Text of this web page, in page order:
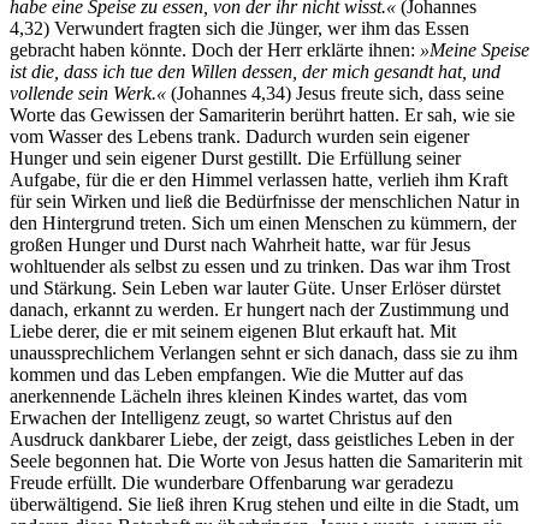
habe eine Speise zu essen, von der ihr nicht wisst.« (Johannes
4,32) Verwundert fragten sich die Jünger, wer ihm das Essen
gebracht haben könnte. Doch der Herr erklärte ihnen: »Meine Speise
ist die, dass ich tue den Willen dessen, der mich gesandt hat, und
vollende sein Werk.« (Johannes 4,34) Jesus freute sich, dass seine
Worte das Gewissen der Samariterin berührt hatten. Er sah, wie sie
vom Wasser des Lebens trank. Dadurch wurden sein eigener
Hunger und sein eigener Durst gestillt. Die Erfüllung seiner
Aufgabe, für die er den Himmel verlassen hatte, verlieh ihm Kraft
für sein Wirken und ließ die Bedürfnisse der menschlichen Natur in
den Hintergrund treten. Sich um einen Menschen zu kümmern, der
großen Hunger und Durst nach Wahrheit hatte, war für Jesus
wohltuender als selbst zu essen und zu trinken. Das war ihm Trost
und Stärkung. Sein Leben war lauter Güte. Unser Erlöser dürstet
danach, erkannt zu werden. Er hungert nach der Zustimmung und
Liebe derer, die er mit seinem eigenen Blut erkauft hat. Mit
unaussprechlichem Verlangen sehnt er sich danach, dass sie zu ihm
kommen und das Leben empfangen. Wie die Mutter auf das
anerkennende Lächeln ihres kleinen Kindes wartet, das vom
Erwachen der Intelligenz zeugt, so wartet Christus auf den
Ausdruck dankbarer Liebe, der zeigt, dass geistliches Leben in der
Seele begonnen hat. Die Worte von Jesus hatten die Samariterin mit
Freude erfüllt. Die wunderbare Offenbarung war geradezu
überwältigend. Sie ließ ihren Krug stehen und eilte in die Stadt, um